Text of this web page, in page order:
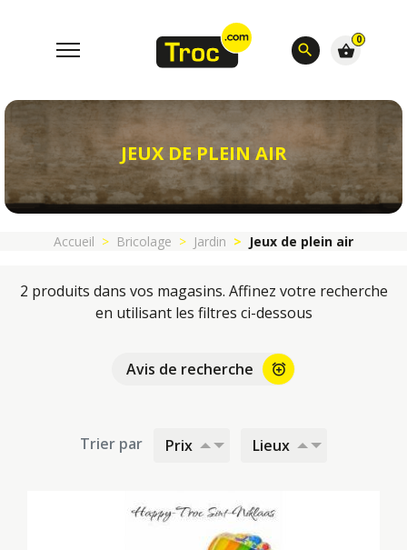
search
0
shopping_basket
JEUX DE PLEIN AIR
Accueil Bricolage Jardin Jeux de plein air
2 produits dans vos magasins. Affinez votre recherche
en utilisant les filtres ci-dessous
Avis de recherche alarm_add
Trier par Prix Lieux